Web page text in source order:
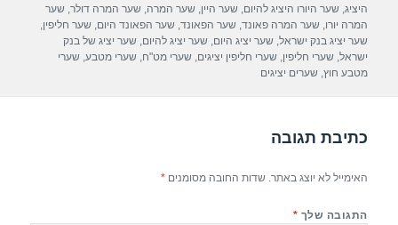
b
o
o
היציג,שער היורו היציג להיום,שער היין,שער המרה,שער המרה דולר,שער
המרה יורו,שער המרה פאונד,שער הפאונד,שער הפאונד היום,שער חליפין,
שער יציג בנק ישראל,שער יציג היום,שער יציג להיום,שער יציג של בנק
ישראל,שערי חליפין,שערי חליפין יציגים,שערי מט"ח,שערי מטבע,שערי
מטבע חוץ,שערים יציגים
כתיבת תגובה
האימייל לא יוצג באתר. שדות החובה מסומנים*
התגובה שלך *